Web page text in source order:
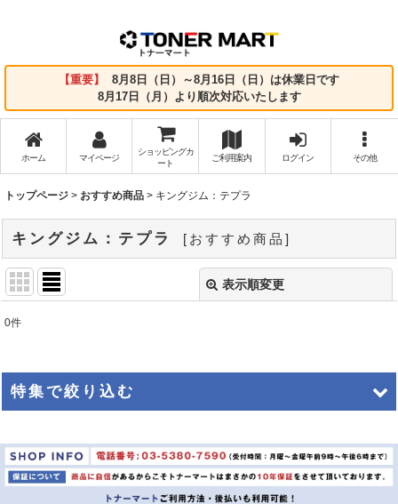
【重要】
8月8日（日）～8月16日（日）は休業日です
8月17日（月）より順次対応いたします
ホーム マイページ
ショッピングカ
ート
ご利用案内 ログイン その他
トップページ > おすすめ商品 > キングジム：テプラ
キングジム：テプラ [ おすすめ商品 ]
表示順変更
並び順:
0件
特集で絞り込む
レターケース&メール便専用ケース&紙袋
胡蝶蘭:ハイグレード